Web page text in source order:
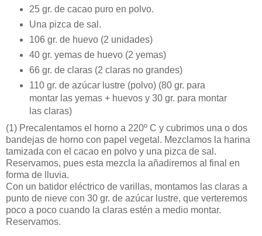
25 gr. de cacao puro en polvo.
Una pizca de sal.
106 gr. de huevo (2 unidades)
40 gr. yemas de huevo (2 yemas)
66 gr. de claras (2 claras no grandes)
110 gr. de azúcar lustre (polvo) (80 gr. para
montar las yemas + huevos y 30 gr. para montar
las claras)
(1) Precalentamos el horno a 220º C y cubrimos una o dos
bandejas de horno con papel vegetal. Mezclamos la harina
tamizada con el cacao en polvo y una pizca de sal.
Reservamos, pues esta mezcla la añadiremos al final en
forma de lluvia.
Con un batidor eléctrico de varillas, montamos las claras a
punto de nieve con 30 gr. de azúcar lustre, que verteremos
poco a poco cuando la claras estén a medio montar.
Reservamos.